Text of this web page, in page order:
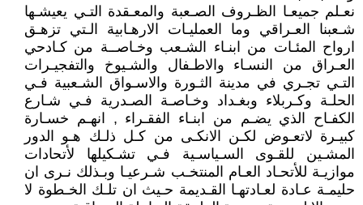
نعـلم جميعـا الظـروف الصـعبة والمعـقدة التـي يعيشـها
شـعبنا العـراقي وما العمليـات الارهـابية الـتي تزهـق
ارواح المئـات من ابنـاء الشـعب وخـاصــة من كـادحي
العـراق من النسـاء والاطـفال والشـيوخ والتفجيـرات
التـي تجـري في مدينة الثـورة والاسـواق الشـعبية فـي
الحلـة وكـربلاء وبغـداد وخـاصـة الصـدرية فـي شـارع
الكفـاح الذي يضـم من ابنـاء الفقـراء , انهـم خسـارة
كبيـرة لاتعـوض لكـن الانكـى من كـل ذلـك هـو الدور
المشـين للقـوى السـياسـية فـي تشـكيلها لأتحادات
موازيـة للأتحـاد العـام المنتخـب شـرعيـا وبـذلك نـرى ان
حليمـة عـادة لعـادتهـا القـديمة حـيث ان تلـك الخـطوة لا